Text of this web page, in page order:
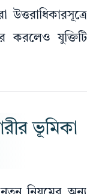
করলেও যুক্তিটি
ভূমিকা